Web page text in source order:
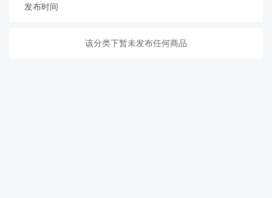
发布时间
该分类下暂未发布任何商品